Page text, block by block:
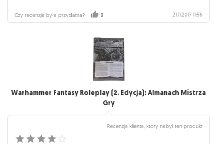
Czy recenzja była przydatna? 3 21.11.2017 11:56
Warhammer Fantasy Roleplay (2. Edycja): Almanach Mistrza
Gry
Recenzja klienta, który nabył ten produkt